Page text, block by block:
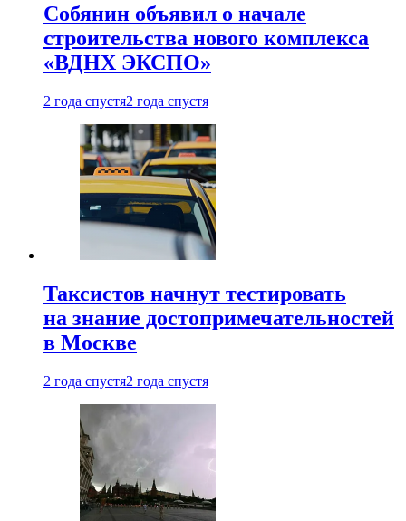
Собянин объявил о начале
строительства нового комплекса
«ВДНХ ЭКСПО»
2 года спустя2 года спустя
Таксистов начнут тестировать
на знание достопримечательностей
в Москве
2 года спустя2 года спустя